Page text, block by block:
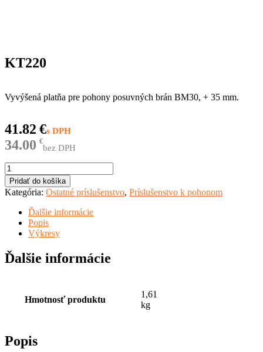
KT220
€
41.82
€
34.00 bez DPH
Vyvýšená platňa pre pohony posuvných brán BM30, + 35 mm.
množstvo
KT220
Pridať do košíka
Kategória: Ostatné príslušenstvo, Príslušenstvo k pohonom
Ďalšie informácie
Popis
Výkresy
Ďalšie informácie
Hmotnosť produktu
1,61
kg
Popis